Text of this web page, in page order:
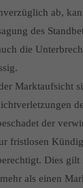
ab,
des
die
Marktaufsicht
der
fristlosen
Dies gilt
als einen